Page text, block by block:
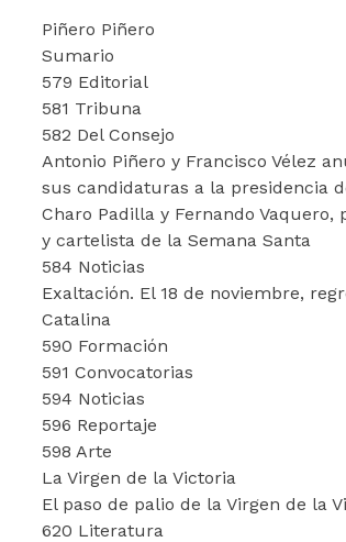
Piñero Piñero
Sumario
579 Editorial
581 Tribuna
582 Del Consejo
Antonio Piñero y Francisco Vélez
sus candidaturas a la presidencia
Charo Padilla y Fernando Vaquero,
y cartelista de la Semana Santa
584 Noticias
Exaltación. El 18 de noviembre,
Catalina
590 Formación
591 Convocatorias
594 Noticias
596 Reportaje
598 Arte
La Virgen de la Victoria
El paso de palio de la Virgen de la
620 Literatura